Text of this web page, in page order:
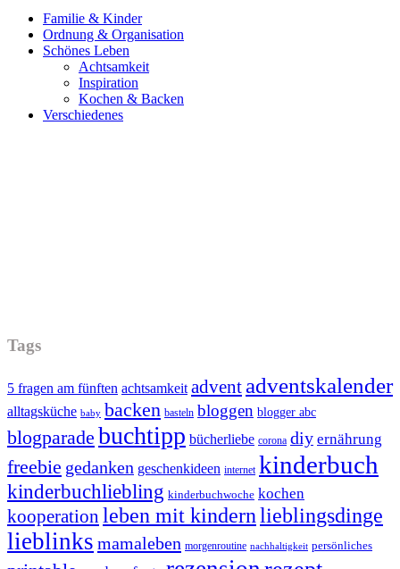
Familie & Kinder
Ordnung & Organisation
Schönes Leben
Achtsamkeit
Inspiration
Kochen & Backen
Verschiedenes
Tags
5 fragen am fünften achtsamkeit advent adventskalender
alltagsküche baby backen basteln bloggen blogger abc
blogparade buchtipp bücherliebe corona diy ernährung
freebie gedanken geschenkideen internet kinderbuch
kinderbuchliebling kinderbuchwoche kochen
kooperation leben mit kindernlieblingsdinge
lieblinks mamaleben morgenroutine nachhaltigkeit persönliches